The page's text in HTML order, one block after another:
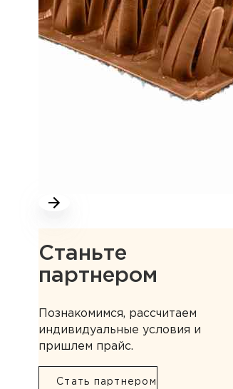
Станьте
партнером
Познакомимся, рассчитаем
индивидуальные условия и
пришлем прайс.
Стать партнером